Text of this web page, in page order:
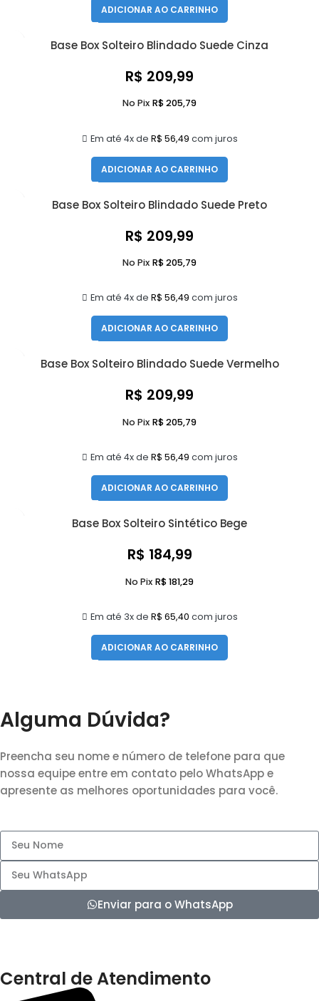
ADICIONAR AO CARRINHO
Base Box Solteiro Blindado Suede Cinza
R$ 209,99
Em até 4x de R$ 56,49 com juros
No Pix R$205,79
ADICIONAR AO CARRINHO
Base Box Solteiro Blindado Suede Preto
R$ 209,99
Em até 4x de R$ 56,49 com juros
No Pix R$205,79
ADICIONAR AO CARRINHO
Base Box Solteiro Blindado Suede Vermelho
R$ 209,99
Em até 4x de R$ 56,49 com juros
No Pix R$205,79
ADICIONAR AO CARRINHO
Base Box Solteiro Sintético Bege
R$ 184,99
Em até 3x de R$ 65,40 com juros
No Pix R$181,29
ADICIONAR AO CARRINHO
Alguma Dúvida?
Preencha seu nome e número de telefone para que
nossa equipe entre em contato pelo WhatsApp e
apresente as melhores oportunidades para você.
Enviar para o WhatsApp
Central de Atendimento